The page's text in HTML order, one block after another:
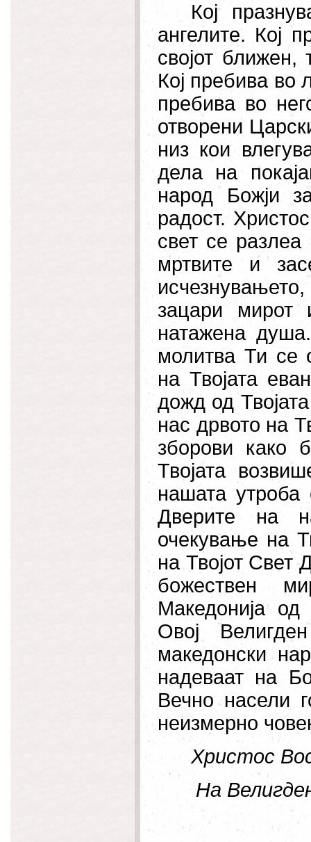
Кој
ангелите. Кој
својот ближен,
Кој пребива во
пребива во
отворени
низ кои
дела на
народ Божји
радост.
свет се разлеа
мртвите и
зацари мирот
натажена
молитва Ти се
на Твојата
дожд од
нас дрвото на
зборови како
Твојата
нашата утроба
Дверите на
очекување на
на Твојот Свет
божествен
Македонија од
Овој
македонски
надеваат на
Вечно насели
неизмерно
Христос
На